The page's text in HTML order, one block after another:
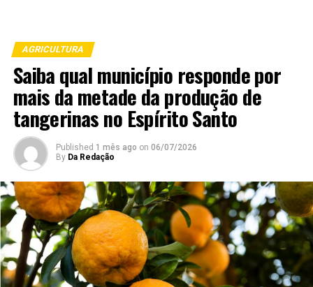
AGRICULTURA
Saiba qual município responde por
mais da metade da produção de
tangerinas no Espírito Santo
Published 1 mês ago on 06/07/2026
By Da Redação